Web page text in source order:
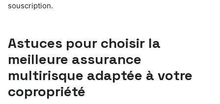
souscription.
Astuces pour choisir la
meilleure assurance
multirisque adaptée à votre
copropriété